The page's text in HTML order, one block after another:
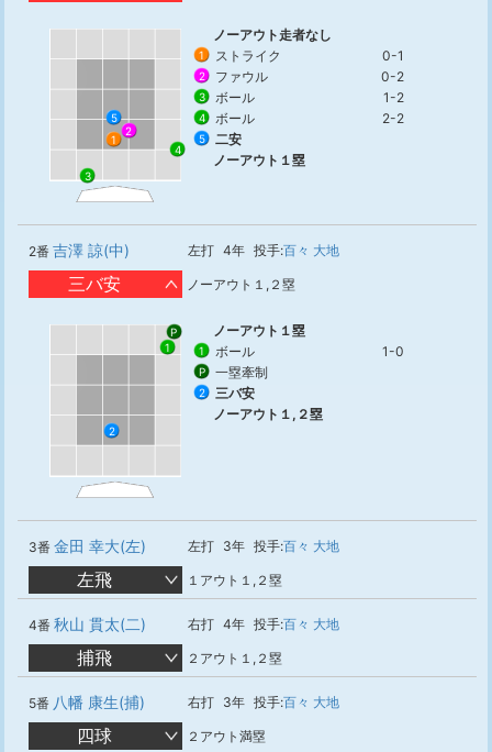
1
2
3
4
5
ノーアウト走者なし
1 ストライク 0-1
2 ファウル 0-2
3 ボール 1-2
4 ボール 2-2
5
二安
ノーアウト１塁
2番 吉澤 諒(中) 左打 4年 投手:百々 大地
三バ安 ノーアウト１,２塁
1
P
2
ノーアウト１塁
1 ボール 1-0
P 一塁牽制
2
三バ安
ノーアウト１,２塁
3番 金田 幸大(左) 左打 3年 投手:百々 大地
左飛 １アウト１,２塁
4番 秋山 貫太(二) 右打 4年 投手:百々 大地
捕飛 ２アウト１,２塁
5番 八幡 康生(捕) 右打 3年 投手:百々 大地
四球 ２アウト満塁